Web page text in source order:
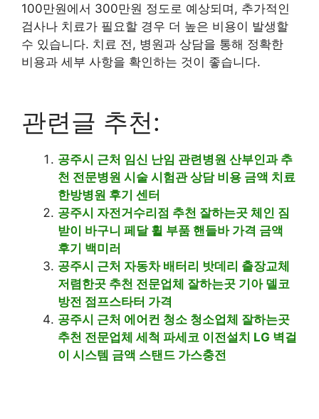
100만원에서 300만원 정도로 예상되며, 추가적인
검사나 치료가 필요할 경우 더 높은 비용이 발생할
수 있습니다. 치료 전, 병원과 상담을 통해 정확한
비용과 세부 사항을 확인하는 것이 좋습니다.
관련글 추천:
공주시 근처 임신 난임 관련병원 산부인과 추
천 전문병원 시술 시험관 상담 비용 금액 치료
한방병원 후기 센터
공주시 자전거수리점 추천 잘하는곳 체인 짐
받이 바구니 페달 휠 부품 핸들바 가격 금액
후기 백미러
공주시 근처 자동차 배터리 밧데리 출장교체
저렴한곳 추천 전문업체 잘하는곳 기아 델코
방전 점프스타터 가격
공주시 근처 에어컨 청소 청소업체 잘하는곳
추천 전문업체 세척 파세코 이전설치 LG 벽걸
이 시스템 금액 스탠드 가스충전